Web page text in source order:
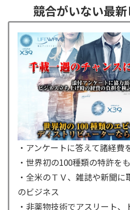
競合がいない最新
・アンケートに答えて諸経費
・世界初の100種類の特許を
・全米のＴＶ、雑誌や新聞
のビジネス
・非薬物技術でアスリート